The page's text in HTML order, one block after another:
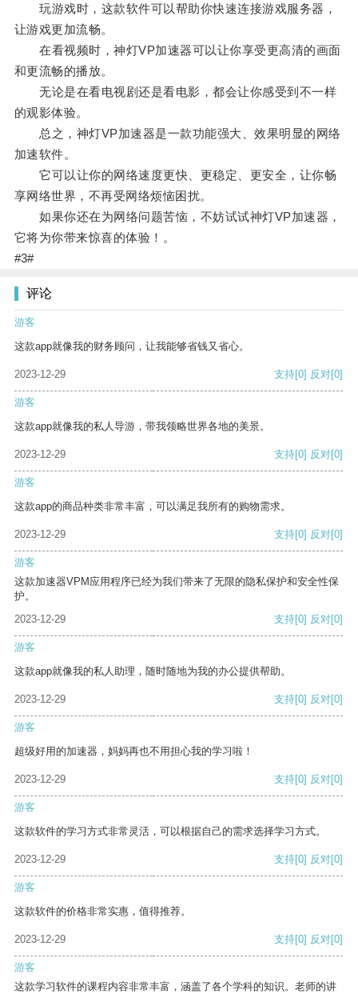
玩游戏时，这款软件可以帮助你快速连接游戏服务器，
让游戏更加流畅。
在看视频时，神灯VP加速器可以让你享受更高清的画面
和更流畅的播放。
无论是在看电视剧还是看电影，都会让你感受到不一样
的观影体验。
总之，神灯VP加速器是一款功能强大、效果明显的网络
加速软件。
它可以让你的网络速度更快、更稳定、更安全，让你畅
享网络世界，不再受网络烦恼困扰。
如果你还在为网络问题苦恼，不妨试试神灯VP加速器，
它将为你带来惊喜的体验！。
#3#
评论
游客
这款app就像我的财务顾问，让我能够省钱又省心。
2023-12-29 支持[0] 反对[0]
游客
这款app就像我的私人导游，带我领略世界各地的美景。
2023-12-29 支持[0] 反对[0]
游客
这款app的商品种类非常丰富，可以满足我所有的购物需求。
2023-12-29 支持[0] 反对[0]
游客
这款加速器VPM应用程序已经为我们带来了无限的隐私保护和安全性保
护。
2023-12-29
支持[0] 反对[0]
游客
这款app就像我的私人助理，随时随地为我的办公提供帮助。
2023-12-29 支持[0] 反对[0]
游客
超级好用的加速器，妈妈再也不用担心我的学习啦！
2023-12-29 支持[0] 反对[0]
游客
这款软件的学习方式非常灵活，可以根据自己的需求选择学习方式。
2023-12-29 支持[0] 反对[0]
游客
这款软件的价格非常实惠，值得推荐。
2023-12-29 支持[0] 反对[0]
游客
这款学习软件的课程内容非常丰富，涵盖了各个学科的知识。老师的讲